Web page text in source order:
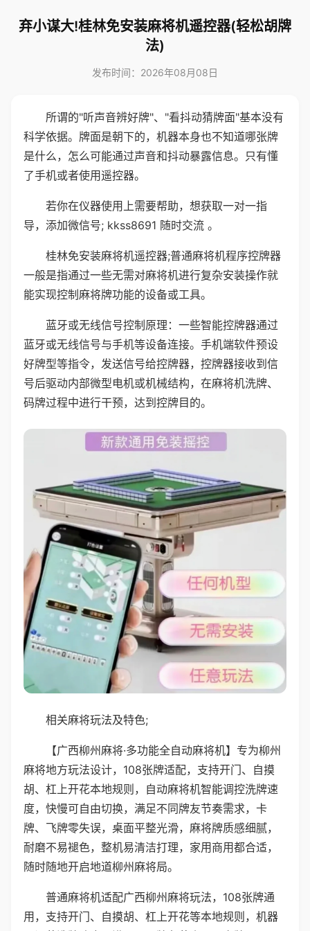
弃小谋大!桂林免安装麻将机遥控器(轻松胡牌
法)
发布时间：2026年08月08日
所谓的"听声音辨好牌"、"看抖动猜牌面"基本没有
科学依据。牌面是朝下的，机器本身也不知道哪张牌
是什么，怎么可能通过声音和抖动暴露信息。只有懂
了手机或者使用遥控器。
若你在仪器使用上需要帮助，想获取一对一指
导，添加微信号; kkss8691 随时交流 。
桂林免安装麻将机遥控器;普通麻将机程序控牌器
一般是指通过一些无需对麻将机进行复杂安装操作就
能实现控制麻将牌功能的设备或工具。
蓝牙或无线信号控制原理：一些智能控牌器通过
蓝牙或无线信号与手机等设备连接。手机端软件预设
好牌型等指令，发送信号给控牌器，控牌器接收到信
号后驱动内部微型电机或机械结构，在麻将机洗牌、
码牌过程中进行干预，达到控牌目的。
相关麻将玩法及特色;
【广西柳州麻将·多功能全自动麻将机】专为柳州
麻将地方玩法设计，108张牌适配，支持开门、自摸
胡、杠上开花本地规则，自动麻将机智能调控洗牌速
度，快慢可自由切换，满足不同牌友节奏需求，卡
牌、飞牌零失误，桌面平整光滑，麻将牌质感细腻，
耐磨不易褪色，整机易清洁打理，家用商用都合适，
随时随地开启地道柳州麻将局。
普通麻将机适配广西柳州麻将玩法，108张牌通
用，支持开门、自摸胡、杠上开花等本地规则，机器